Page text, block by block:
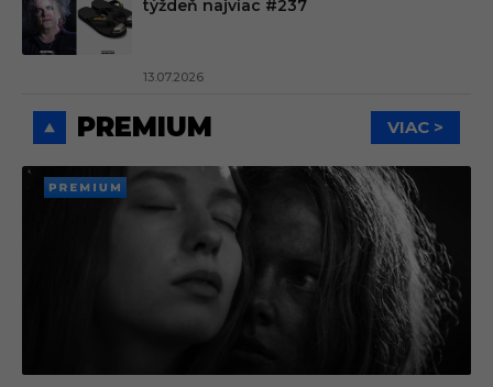
týždeň najviac #237
13.07.2026
PREMIUM VIAC >
PREMI